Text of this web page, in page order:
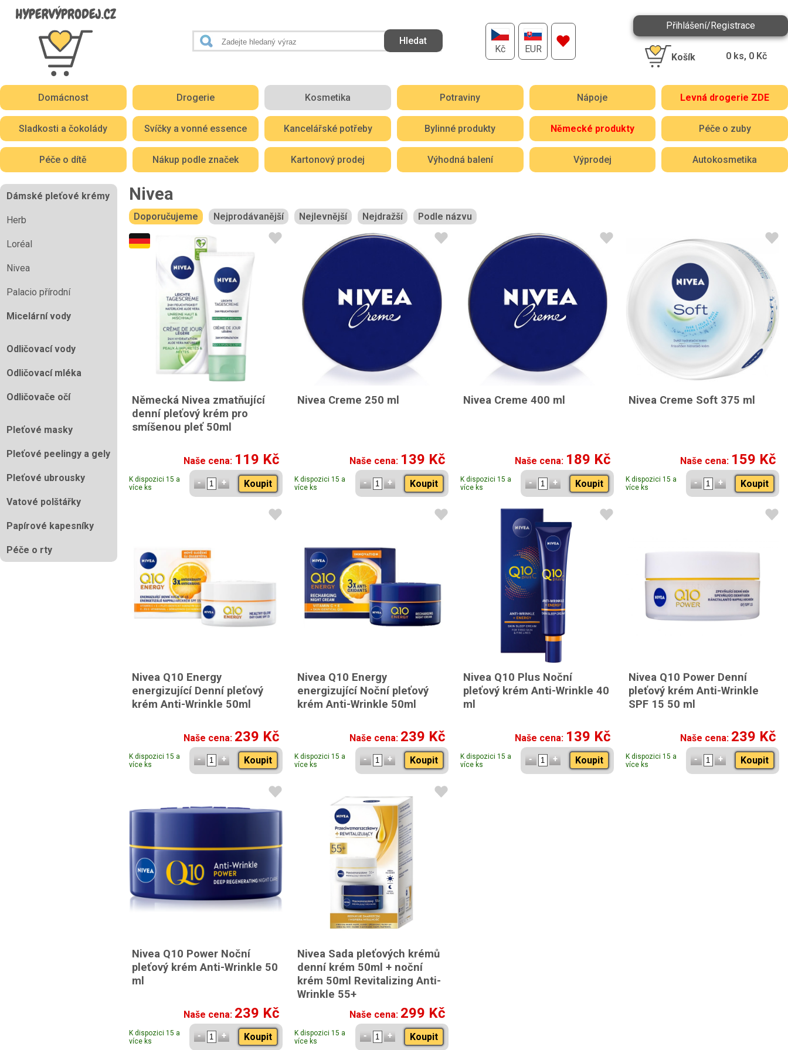
Kč EUR
Přihlášení/Registrace
Košík 0 ks, 0 Kč
Domácnost Drogerie Kosmetika Potraviny Nápoje Levná drogerie ZDE
Sladkosti a čokolády Svíčky a vonné essence Kancelářské potřeby Bylinné produkty Německé produkty Péče o zuby
Péče o dítě Nákup podle značek Kartonový prodej Výhodná balení Výprodej Autokosmetika
Dámské pleťové krémy
Herb
Loréal
Nivea
Palacio přírodní
Micelární vody
Odličovací vody
Odličovací mléka
Odličovače očí
Pleťové masky
Pleťové peelingy a gely
Pleťové ubrousky
Vatové polštářky
Papírové kapesníky
Péče o rty
Nivea
Doporučujeme Nejprodávanější Nejlevnější Nejdražší Podle názvu
Německá Nivea zmatňující
denní pleťový krém pro
smíšenou pleť 50ml
Naše cena: 119 Kč
K dispozici 15 a
více ks
Koupit
Nivea Creme 250 ml
Naše cena: 139 Kč
K dispozici 15 a
více ks
Koupit
Nivea Creme 400 ml
Naše cena: 189 Kč
K dispozici 15 a
více ks
Koupit
Nivea Creme Soft 375 ml
Naše cena: 159 Kč
K dispozici 15 a
více ks
Koupit
Nivea Q10 Energy
energizující Denní pleťový
krém Anti-Wrinkle 50ml
Naše cena: 239 Kč
K dispozici 15 a
více ks
Koupit
Nivea Q10 Energy
energizující Noční pleťový
krém Anti-Wrinkle 50ml
Naše cena: 239 Kč
K dispozici 15 a
více ks
Koupit
Nivea Q10 Plus Noční
pleťový krém Anti-Wrinkle 40
ml
Naše cena: 139 Kč
K dispozici 15 a
více ks
Koupit
Nivea Q10 Power Denní
pleťový krém Anti-Wrinkle
SPF 15 50 ml
Naše cena: 239 Kč
K dispozici 15 a
více ks
Koupit
Nivea Q10 Power Noční
pleťový krém Anti-Wrinkle 50
ml
Naše cena: 239 Kč
K dispozici 15 a
více ks
Koupit
Nivea Sada pleťových krémů
denní krém 50ml + noční
krém 50ml Revitalizing Anti-
Wrinkle 55+
Naše cena: 299 Kč
K dispozici 15 a
více ks
Koupit